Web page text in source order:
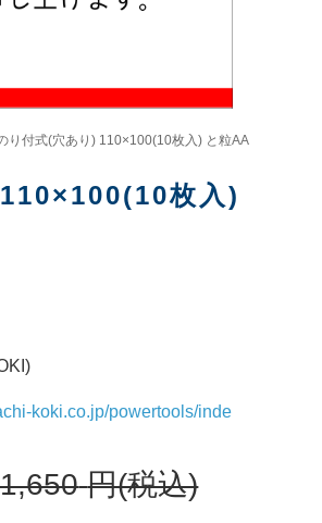
り付式(穴あり) 110×100(10枚入) と粒AA
枚入)
koki.co.jp/powertools/inde
円(税込)